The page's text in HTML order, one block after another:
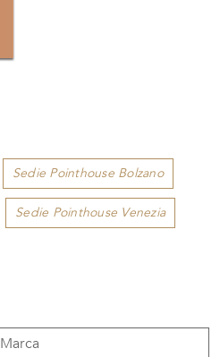
Sedie Pointhouse Bolzano
Sedie Pointhouse Venezia
Marca